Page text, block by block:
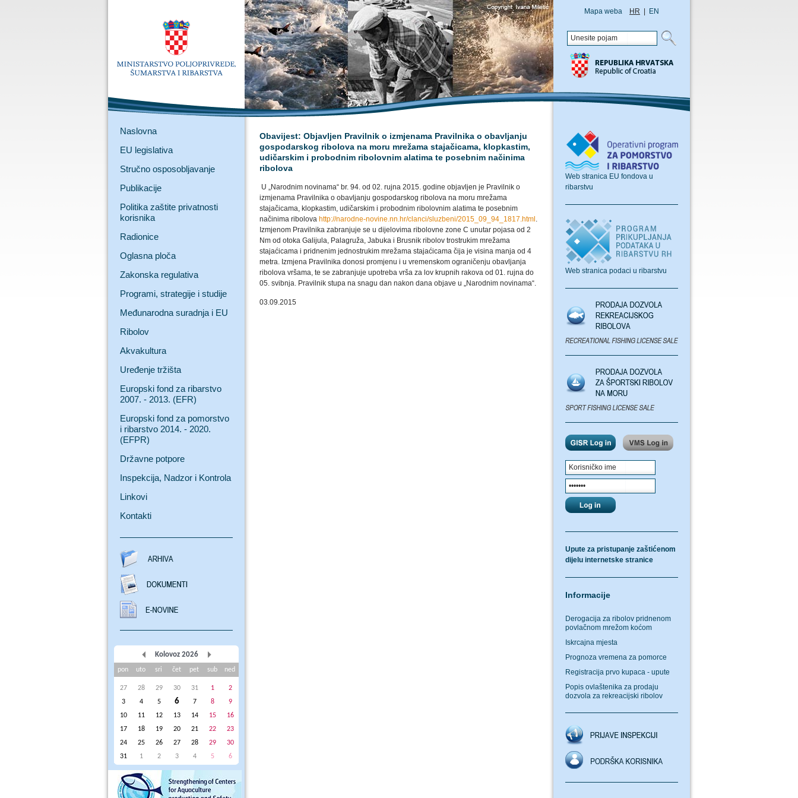
Mapa weba HR EN
Naslovna
EU legislativa
Stručno osposobljavanje
Publikacije
Politika zaštite privatnosti
korisnika
Radionice
Oglasna ploča
Zakonska regulativa
Programi, strategije i studije
Međunarodna suradnja i EU
Ribolov
Akvakultura
Uređenje tržišta
Europski fond za ribarstvo
2007. - 2013. (EFR)
Europski fond za pomorstvo
i ribarstvo 2014. - 2020.
(EFPR)
Državne potpore
Inspekcija, Nadzor i Kontrola
Linkovi
Kontakti
Kolovoz 2026
pon uto sri čet pet sub ned
27 28 29 30 31 1
2
3
4 5 6 7 8
9
10
11 12 13 14 15
16
17
18 19 20 21 22
23
24
25 26 27 28 29
30
31
1 2 3 4 5 6
Obavijest: Objavljen Pravilnik o izmjenama Pravilnika o obavljanju
gospodarskog ribolova na moru mrežama stajačicama, klopkastim,
udičarskim i probodnim ribolovnim alatima te posebnim načinima
ribolova
U „Narodnim novinama“ br. 94. od 02. rujna 2015. godine objavljen je Pravilnik o
izmjenama Pravilnika o obavljanju gospodarskog ribolova na moru mrežama
stajačicama, klopkastim, udičarskim i probodnim ribolovnim alatima te posebnim
načinima ribolova http://narodne-novine.nn.hr/clanci/sluzbeni/2015_09_94_1817.html .
Izmjenom Pravilnika zabranjuje se u dijelovima ribolovne zone C unutar pojasa od 2
Nm od otoka Galijula, Palagruža, Jabuka i Brusnik ribolov trostrukim mrežama
stajaćicama i pridnenim jednostrukim mrežama stajaćicama čija je visina manja od 4
metra. Izmjena Pravilnika donosi promjenu i u vremenskom ograničenju obavljanja
ribolova vršama, te se zabranjuje upotreba vrša za lov krupnih rakova od 01. rujna do
05. svibnja. Pravilnik stupa na snagu dan nakon dana objave u „Narodnim novinama“.
03.09.2015
Web stranica EU fondova u
ribarstvu
Web stranica podaci u ribarstvu
Upute za pristupanje zaštićenom
dijelu internetske stranice
Informacije
Derogacija za ribolov pridnenom
povlačnom mrežom koćom
Iskrcajna mjesta
Prognoza vremena za pomorce
Registracija prvo kupaca - upute
Popis ovlaštenika za prodaju
dozvola za rekreacijski ribolov